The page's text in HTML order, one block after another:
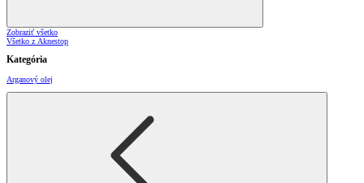
Zobraziť všetko
Všetko z Aknestop
Kategória
Arganový olej